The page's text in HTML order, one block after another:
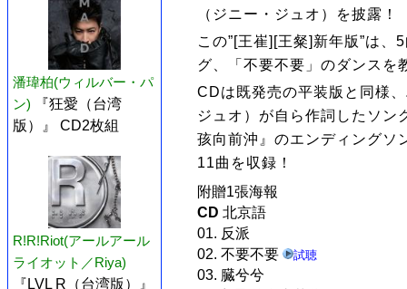
潘瑋柏(ウィルバー・パ
ン)
『狂愛（台湾
版）』 CD2枚組
R!R!Riot(アールアール
ライオット／Riya)
『LVL R（台湾版）』
（ジニー・ジュオ）を披露！
この”[王崔][王粲]新年版”は
グ、「不要不要」のダンスを
CDは既発売の平装版と同様
ジュオ）が自ら作詞したソン
孩向前沖』のエンディングソ
11曲を収録！
附贈1張海報
CD 北京語
01. 反派
02. 不要不要
試聴
03. 臓兮兮